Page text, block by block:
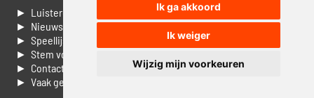
Ik ga akkoord
Ik weiger
Wijzig mijn voorkeuren
► Luisteren naar Jouwradio
► Nieuws
► Speellijst
► Stem voor de Dag top 3
► Contacteer ons
► Vaak gestelde vragen